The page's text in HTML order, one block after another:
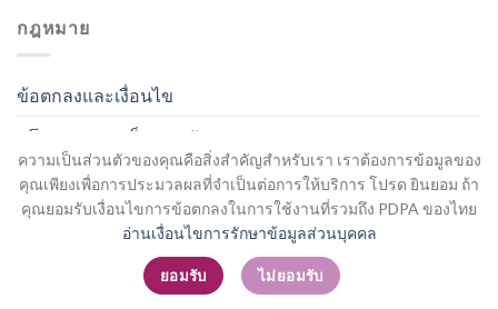
ความเป็นส่วนตัวของคุณคือสิ่งสำคัญสำหรับเรา เราต้องการข้อมูลของ
คุณเพียงเพื่อการประมวลผลที่จำเป็นต่อการให้บริการ โปรด ยินยอม ถ้า
คุณยอมรับเงื่อนไขการข้อตกลงในการใช้งานที่รวมถึง PDPA ของไทย
อ่านเงื่อนไขการรักษาข้อมูลส่วนบุคคล
ยอมรับ ไม่ยอมรับ
กฎหมาย
ข้อตกลงและเงื่อนไข
นโยบายความเป็นส่วนตัว
สมัครสมาชิก / เข้าสู่ระบบ
Copyright 2026 ©Flatsome Theme